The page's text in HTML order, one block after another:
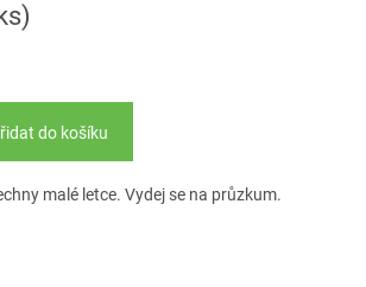
do košíku
malé letce. Vydej se na průzkum.